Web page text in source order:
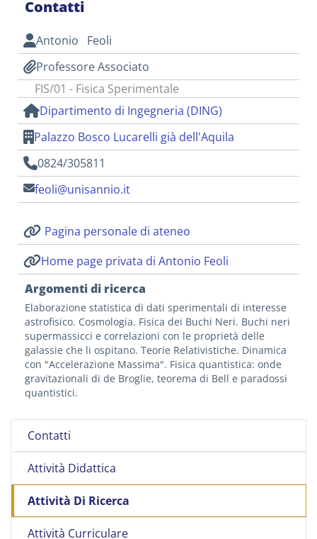
Contatti
Attività Didattica
Attività Di Ricerca
Attività Curriculare
Contatti
Antonio Feoli
Professore Associato
FIS/01 - Fisica Sperimentale
Dipartimento di Ingegneria (DING)
Palazzo Bosco Lucarelli già dell'Aquila
0824/305811
feoli@unisannio.it
Pagina personale di ateneo
Home page privata di Antonio Feoli
Argomenti di ricerca
Elaborazione statistica di dati sperimentali di interesse
astrofisico. Cosmologia. Fisica dei Buchi Neri. Buchi neri
supermassicci e correlazioni con le proprietà delle
galassie che li ospitano. Teorie Relativistiche. Dinamica
con "Accelerazione Massima". Fisica quantistica: onde
gravitazionali di de Broglie, teorema di Bell e paradossi
quantistici.